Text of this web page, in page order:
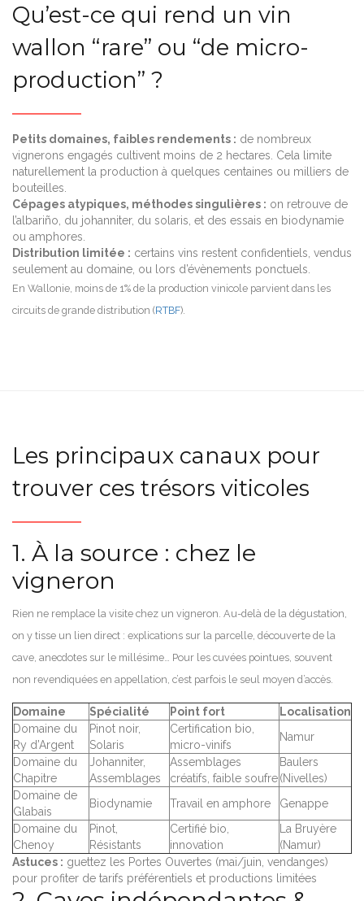
Qu’est-ce qui rend un vin
wallon “rare” ou “de micro-
production” ?
Petits domaines, faibles rendements : de nombreux
vignerons engagés cultivent moins de 2 hectares. Cela limite
naturellement la production à quelques centaines ou milliers de
bouteilles.
Cépages atypiques, méthodes singulières : on retrouve de
l’albariño, du johanniter, du solaris, et des essais en biodynamie
ou amphores.
Distribution limitée : certains vins restent confidentiels, vendus
seulement au domaine, ou lors d’évènements ponctuels.
En Wallonie, moins de 1% de la production vinicole parvient dans les
circuits de grande distribution (RTBF).
Les principaux canaux pour
trouver ces trésors viticoles
1. À la source : chez le
vigneron
Rien ne remplace la visite chez un vigneron. Au-delà de la dégustation,
on y tisse un lien direct : explications sur la parcelle, découverte de la
cave, anecdotes sur le millésime… Pour les cuvées pointues, souvent
non revendiquées en appellation, c’est parfois le seul moyen d’accès.
Domaine Spécialité Point fort
Localisation
Domaine du
Ry d’Argent
Pinot noir,
Solaris
Certification bio,
micro-vinifs
Namur
Domaine du
Chapitre
Johanniter,
Assemblages
Assemblages
créatifs, faible soufre
Baulers
(Nivelles)
Domaine de
Glabais
Biodynamie Travail en amphore
Genappe
Domaine du
Chenoy
Pinot,
Résistants
Certifié bio,
innovation
La Bruyère
(Namur)
Astuces : guettez les Portes Ouvertes (mai/juin, vendanges)
pour profiter de tarifs préférentiels et productions limitées